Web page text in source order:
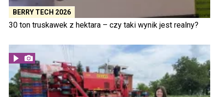
BERRY TECH 2026
30 ton truskawek z hektara – czy taki wynik jest realny?